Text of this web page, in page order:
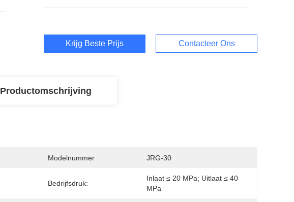
Krijg Beste Prijs Contacteer Ons
Productomschrijving
Modelnummer JRG-30
Bedrijfsdruk:
Inlaat ≤ 20 MPa; Uitlaat ≤ 40
MPa